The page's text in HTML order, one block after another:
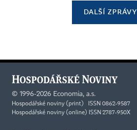
DALŠÍ ZPRÁVY
© 1996-2026 Economia, a.s.
Hospodářské noviny (print) ISSN 0862-9587
Hospodářské noviny (online) ISSN 2787-950X